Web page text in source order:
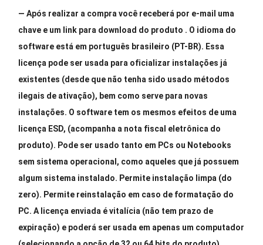
— Após realizar a compra você receberá por e-mail uma
chave e um link para download do produto . O idioma do
software está em português brasileiro (PT-BR). Essa
licença pode ser usada para oficializar instalações já
existentes (desde que não tenha sido usado métodos
ilegais de ativação), bem como serve para novas
instalações. O software tem os mesmos efeitos de uma
licença ESD, (acompanha a nota fiscal eletrônica do
produto). Pode ser usado tanto em PCs ou Notebooks
sem sistema operacional, como aqueles que já possuem
algum sistema instalado. Permite instalação limpa (do
zero). Permite reinstalação em caso de formatação do
PC. A licença enviada é vitalícia (não tem prazo de
expiração) e poderá ser usada em apenas um computador